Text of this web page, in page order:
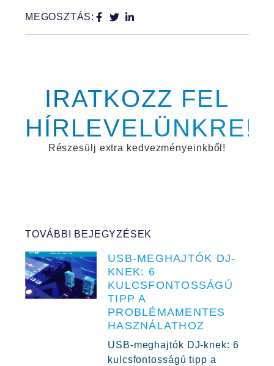
MEGOSZTÁS:
IRATKOZZ FEL
HÍRLEVELÜNKRE!
Részesülj extra kedvezményeinkből!
TOVÁBBI BEJEGYZÉSEK
USB-MEGHAJTÓK DJ-
KNEK: 6
KULCSFONTOSSÁGÚ
TIPP A
PROBLÉMAMENTES
HASZNÁLATHOZ
USB-meghajtók DJ-knek: 6
kulcsfontosságú tipp a